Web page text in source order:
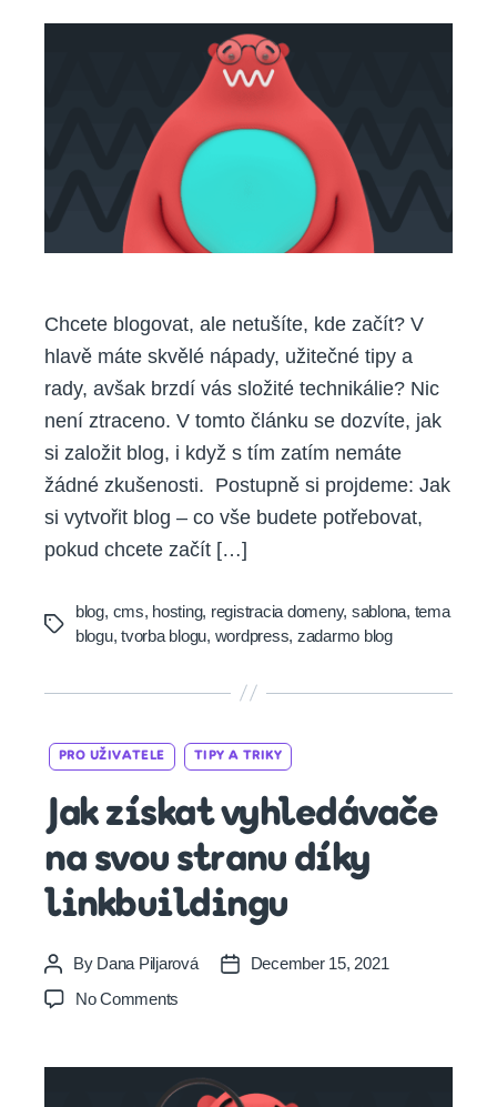
jak
založit
vlastní
pro
začátečníky
Chcete blogovat, ale netušíte, kde začít? V
hlavě máte skvělé nápady, užitečné tipy a
rady, avšak brzdí vás složité technikálie? Nic
není ztraceno. V tomto článku se dozvíte, jak
si založit blog, i když s tím zatím nemáte
žádné zkušenosti. Postupně si projdeme: Jak
si vytvořit blog – co vše budete potřebovat,
pokud chcete začít […]
Tags
blog, cms, hosting, registracia domeny, sablona, tema
blogu,tvorba blogu, wordpress, zadarmo blog
Categories
PRO UŽIVATELE TIPY A TRIKY
Jak získat vyhledávače
na svou stranu díky
linkbuildingu
Post
author
By Dana Piljarová
PostDecember 15, 2021
No Comments
vyhledávače
na